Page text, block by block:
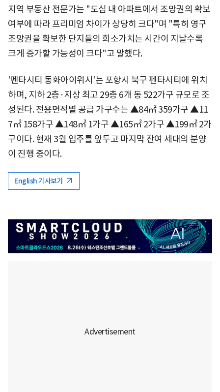
지역 부동산 전문가는 "도심 내 아파트에서 조망권의 확보
여부에 따라 프리미엄 차이가 상당히 크다"며 "특히 영구
조망권을 확보한 단지들의 희소가치는 시간이 지날수록
크게 증가할 가능성이 크다"고 말했다.
'펜타시티 동화아이위시'는 포항시 북구 펜타시티에 위치
하며, 지하 2층·지상 최고 29층 6개 동 522가구 규모로 조
성된다. 전용면적별 공급 가구수는 ▲84㎡ 359가구 ▲11
7㎡ 158가구 ▲148㎡ 1가구 ▲165㎡ 2가구 ▲199㎡ 2가
구이다. 현재 3월 입주를 앞두고 마지막 잔여 세대의 분양
이 진행 중이다.
English 기사보기